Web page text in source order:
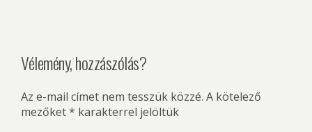
Vélemény, hozzászólás?
Az e-mail címet nem tesszük közzé. A kötelező
mezőket* karakterrel jelöltük